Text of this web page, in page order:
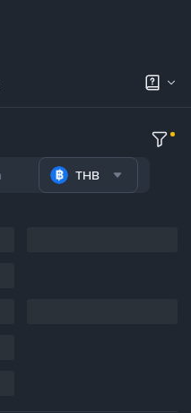
THB